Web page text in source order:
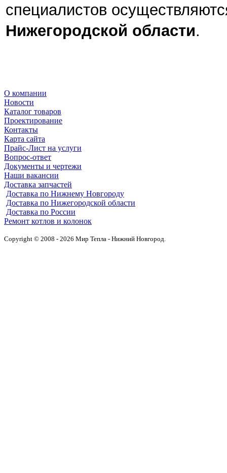
специалистов
Нижегородской области.
О компании
Новости
Каталог товаров
Проектирование
Контакты
Карта сайта
Прайс-Лист на услуги
Вопрос-ответ
Документы и чертежи
Наши вакансии
Доставка запчастей
Доставка по Нижнему Новгороду
Доставка по Нижегородской области
Доставка по России
Ремонт котлов и колонок
Copyright © 2008 - 2026 Мир Тепла - Нижний Новгород.